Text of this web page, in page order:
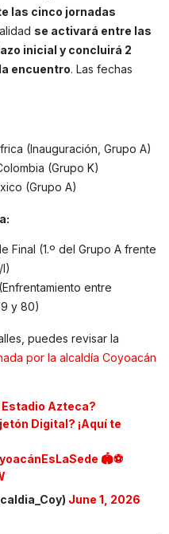
las cinco jornadas
se activará entre las
inicial y concluirá 2
encuentro. Las fechas
(Inauguración, Grupo A)
(Grupo K)
(Grupo A)
Final (1.º del Grupo A frente
entre
y 80)
puedes revisar la
por la alcaldía Coyoacán
Estadio Azteca?
Digital? ¡Aquí te
🏟️⚽️
June 1, 2026